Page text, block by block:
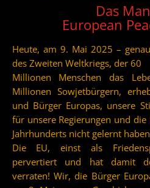
Das
European
Heute, am 9. Mai 2025 –
des Zweiten Weltkriegs, der 60
Millionen Menschen das
Millionen Sowjetbürgern,
und Bürger Europas, unsere
für unsere Regierungen und
Jahrhunderts nicht gelernt
Die EU, einst als
pervertiert und hat damit
verraten! Wir, die Bürger